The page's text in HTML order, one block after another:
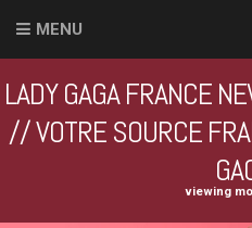
MENU
LADY GAGA FRANCE
// VOTRE SOURCE
viewing